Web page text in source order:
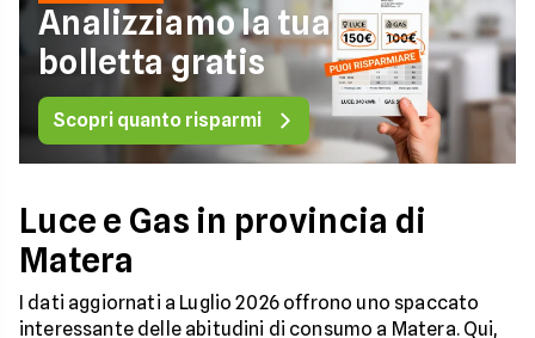
Analizziamo la tua
bolletta gratis
Scopri quanto risparmi
Luce e Gas in provincia di
Matera
I dati aggiornati a Luglio 2026 offrono uno spaccato
interessante delle abitudini di consumo a Matera. Qui,